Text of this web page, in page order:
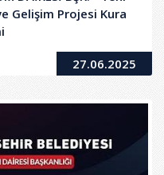
Gelişim Projesi Kura
27.06.2025